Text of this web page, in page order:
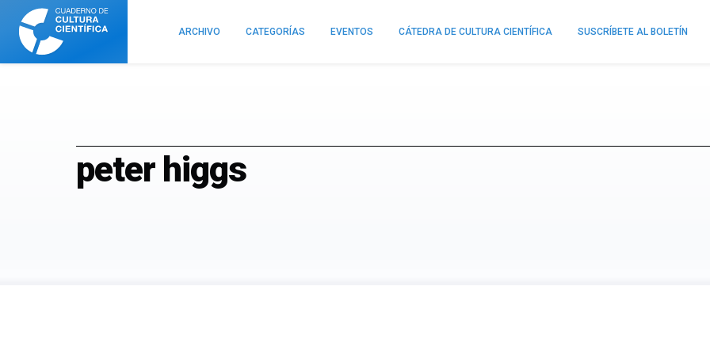
Cuaderno
Cultura
Científica
ARCHIVO CATEGORÍAS EVENTOS CÁTEDRA DE CULTURA CIENTÍFICA SUSCRÍBETE AL BOLETÍN
peter higgs